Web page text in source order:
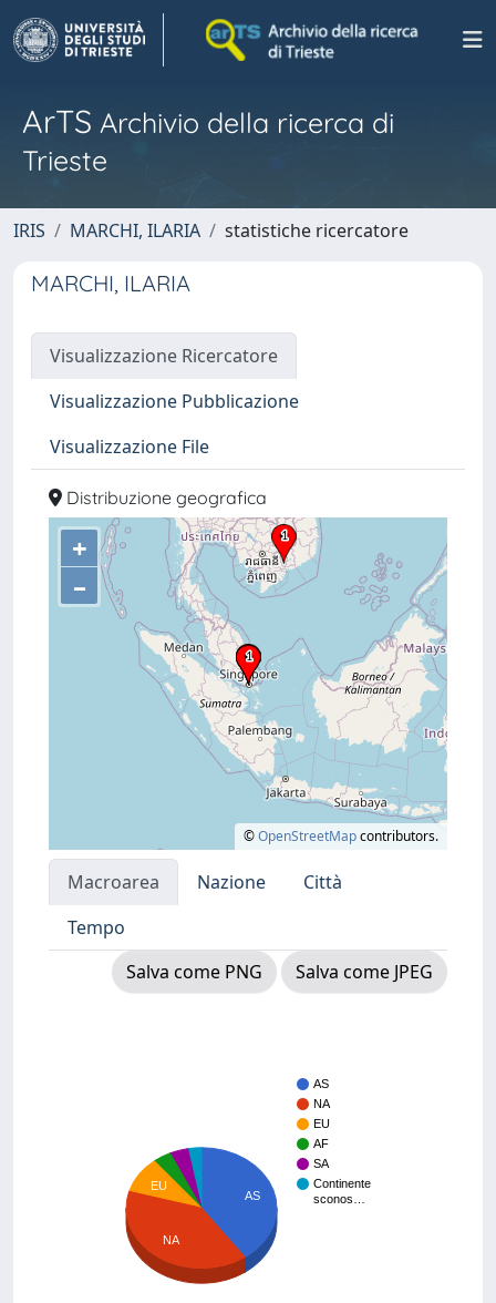
ArTS Archivio della ricerca di
Trieste
IRIS MARCHI, ILARIA statistiche ricercatore
MARCHI, ILARIA
Visualizzazione Ricercatore
Visualizzazione Pubblicazione
Visualizzazione File
Distribuzione geografica
+
–
©OpenStreetMapcontributors.
Macroarea Nazione
Città
Tempo
Salva come PNG
Salva come JPEG
AS
NA
EU
AF
SA
Continente
sconos…
AS
EU
NA